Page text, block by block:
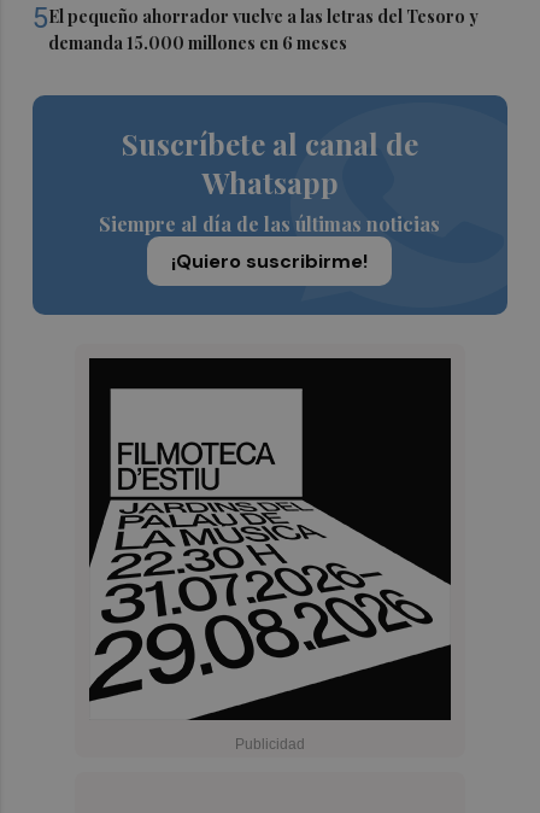
5El pequeño ahorrador vuelve a las letras del Tesoro y
demanda 15.000 millones en 6 meses
Suscríbete al canal de
Whatsapp
Siempre al día de las últimas noticias
¡Quiero suscribirme!